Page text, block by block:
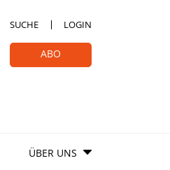
SUCHE LOGIN
ABO
ÜBER UNS